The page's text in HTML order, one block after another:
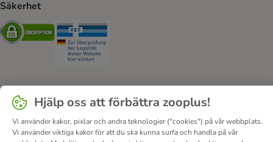
Säkerhet
Security
Om oss Karriär Corporate Website
Om företaget
Villkor
DSA Ångra avtalet här Betalningssätt
Leverans
Dataskydd
Tillgänglighetspolicy
Hjälp oss att förbättra zooplus!
Vi använder kakor, pixlar och andra teknologier ("cookies") på vår webbplats.
Vi använder viktiga kakor för att du ska kunna surfa och handla på vår